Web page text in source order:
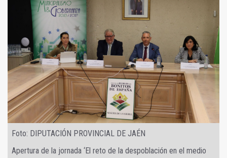
Foto: DIPUTACIÓN PROVINCIAL DE JAÉN
Apertura de la jornada ‘El reto de la despoblación en el medio